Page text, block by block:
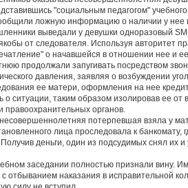
"социальным педагогом"
ложную информацию о наличии у нее
выведали у девушки одноразовый
от следователя. Используя авторитет
о начавшейся в отношении нее и
продолжали запугивать посредством
давления, заявляя о возбуждении
ее матери, оформления на нее
о ситуации, таким образом изолировав ее
правоохранительных органов.
потерпевшая взяла у
лица проследовала к
деньги, один из подсудимых снял их
заседании полностью признали вину.
отбыванием наказания в исправительной